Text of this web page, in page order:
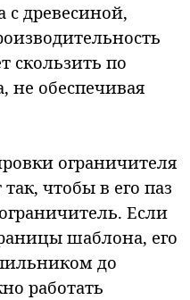
с древесиной,
скользить по
не обеспечивая
ограничителя
чтобы в его паз
Если
шаблона, его
до
работать